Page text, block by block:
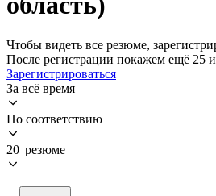
Чтобы видеть все резюме,
После регистрации покажем ещё 25
Зарегистрироваться
За всё время
По соответствию
20 резюме